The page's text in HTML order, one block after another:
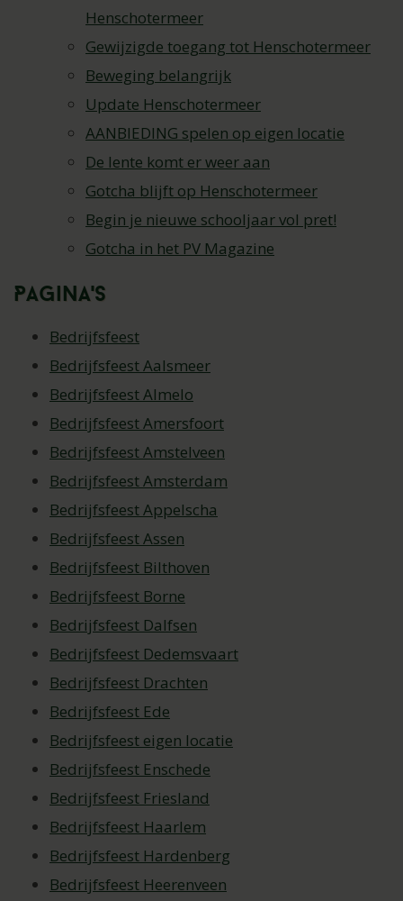
Henschotermeer
Gewijzigde toegang tot Henschotermeer
Beweging belangrijk
Update Henschotermeer
AANBIEDING spelen op eigen locatie
De lente komt er weer aan
Gotcha blijft op Henschotermeer
Begin je nieuwe schooljaar vol pret!
Gotcha in het PV Magazine
Pagina's
Bedrijfsfeest
Bedrijfsfeest Aalsmeer
Bedrijfsfeest Almelo
Bedrijfsfeest Amersfoort
Bedrijfsfeest Amstelveen
Bedrijfsfeest Amsterdam
Bedrijfsfeest Appelscha
Bedrijfsfeest Assen
Bedrijfsfeest Bilthoven
Bedrijfsfeest Borne
Bedrijfsfeest Dalfsen
Bedrijfsfeest Dedemsvaart
Bedrijfsfeest Drachten
Bedrijfsfeest Ede
Bedrijfsfeest eigen locatie
Bedrijfsfeest Enschede
Bedrijfsfeest Friesland
Bedrijfsfeest Haarlem
Bedrijfsfeest Hardenberg
Bedrijfsfeest Heerenveen